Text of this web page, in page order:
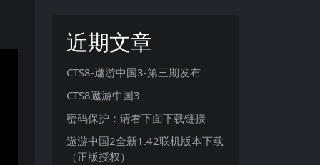
近期文章
CTS8-遨游中国3-第三期发布
CTS8遨游中国3
密码保护：请看下面下载链接
遨游中国2全新1.42联机版本下载
（正版授权）